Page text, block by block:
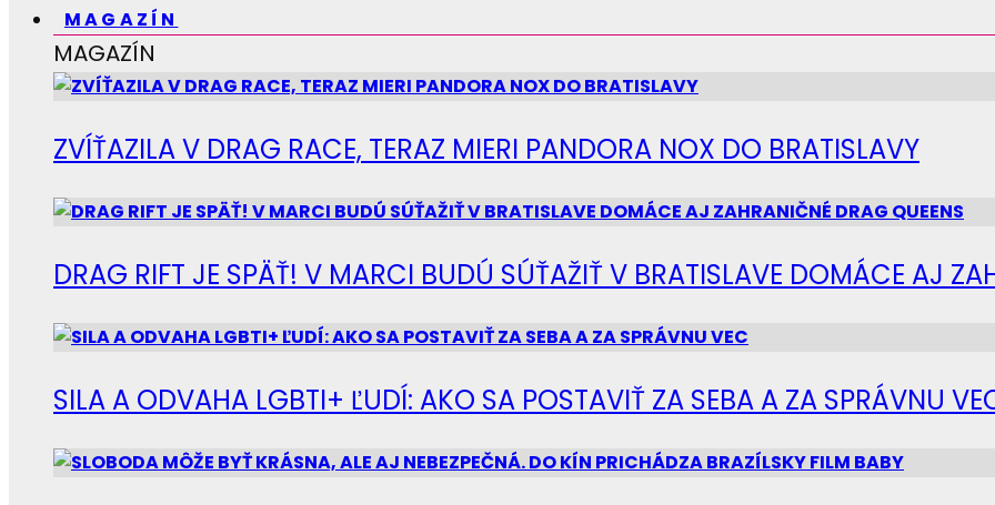
MAGAZÍN
MAGAZÍN
ZVÍŤAZILA V DRAG RACE, TERAZ MIERI PANDORA NOX DO BRATISLAVY
DRAG RIFT JE SPÄŤ! V MARCI BUDÚ SÚŤAŽIŤ V BRATISLAVE DOMÁCE AJ
SILA A ODVAHA LGBTI+ ĽUDÍ: AKO SA POSTAVIŤ ZA SEBA A ZA SPRÁVNU